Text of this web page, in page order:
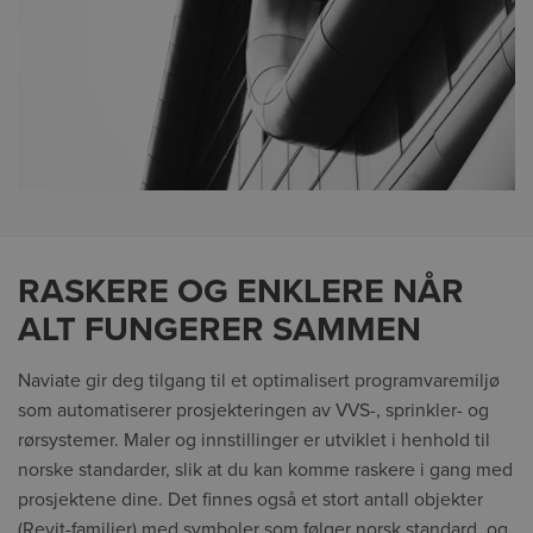
RASKERE OG ENKLERE NÅR
ALT FUNGERER SAMMEN
Naviate gir deg tilgang til et optimalisert programvaremiljø
som automatiserer prosjekteringen av VVS-, sprinkler- og
rørsystemer. Maler og innstillinger er utviklet i henhold til
norske standarder, slik at du kan komme raskere i gang med
prosjektene dine. Det finnes også et stort antall objekter